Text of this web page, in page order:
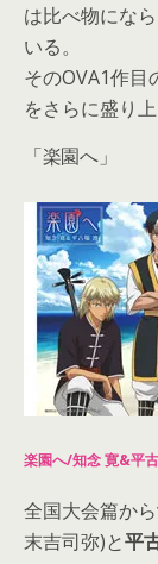
は比べ物にな
いる。
そのOVA1作目
をさらに盛り
「楽園へ」
楽園へ/知念 寛&平
全国大会篇か
末吉司弥)と平